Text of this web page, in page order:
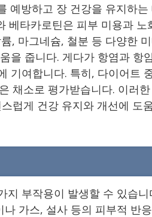
예방하고 장 건강을 유지하는
베타카로틴은 피부 미용과 노
, 마그네슘, 철분 등 다양한
을 줍니다. 게다가 항염과 항
기여합니다. 특히, 다이어트
채소로 평가받습니다. 이러
럽게 건강 유지와 개선에 도
지 부작용이 발생할 수 있습니
가스, 설사 등의 피부적 반